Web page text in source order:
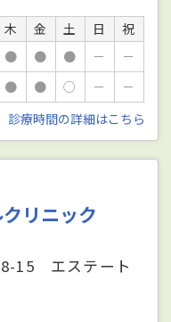
木 金 土 日
祝
● ● ● －
－
● ● ○ －
－
診療時間の詳細はこちら
リニック
15 エステート